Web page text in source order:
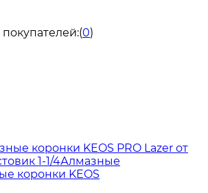
(0)
коронки KEOS PRO Lazer от
1-1/4Алмазные
коронки KEOS